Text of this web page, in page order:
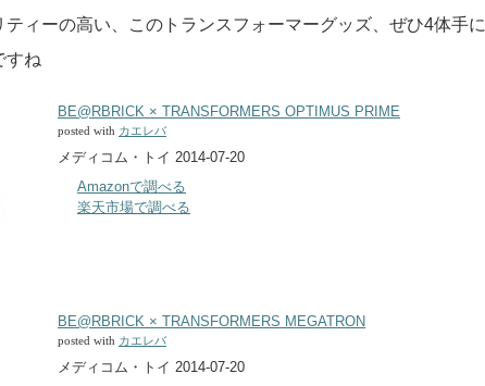
ティーの高い、このトランスフォーマーグッズ、ぜひ4体手に
すね
BE@RBRICK × TRANSFORMERS OPTIMUS PRIME
posted with カエレバ
メディコム・トイ 2014-07-20
Amazonで調べる
楽天市場で調べる
BE@RBRICK × TRANSFORMERS MEGATRON
posted with カエレバ
メディコム・トイ 2014-07-20